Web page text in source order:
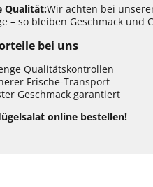
Qualität:Wir achten bei
– so bleiben Geschmack und
bei uns
Qualitätskontrollen
Frische-Transport
Geschmack garantiert
online bestellen!